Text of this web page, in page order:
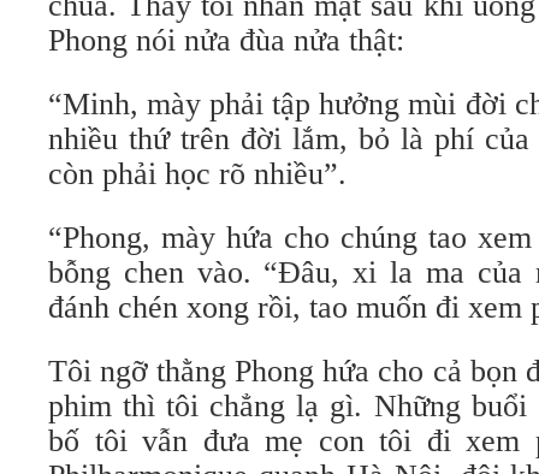
Phong nói nửa đùa nửa thật:
“Minh, mày phải tập hưởng mùi đời
nhiều thứ trên đời lắm, bỏ là phí
còn phải học rõ nhiều”.
“Phong, mày hứa cho chúng tao
bỗng chen vào. “Đâu, xi la ma của
đánh chén xong rồi, tao muốn đi xem
Tôi ngỡ thằng Phong hứa cho cả bọn
phim thì tôi chẳng lạ gì. Những
bố tôi vẫn đưa mẹ con tôi đi xem